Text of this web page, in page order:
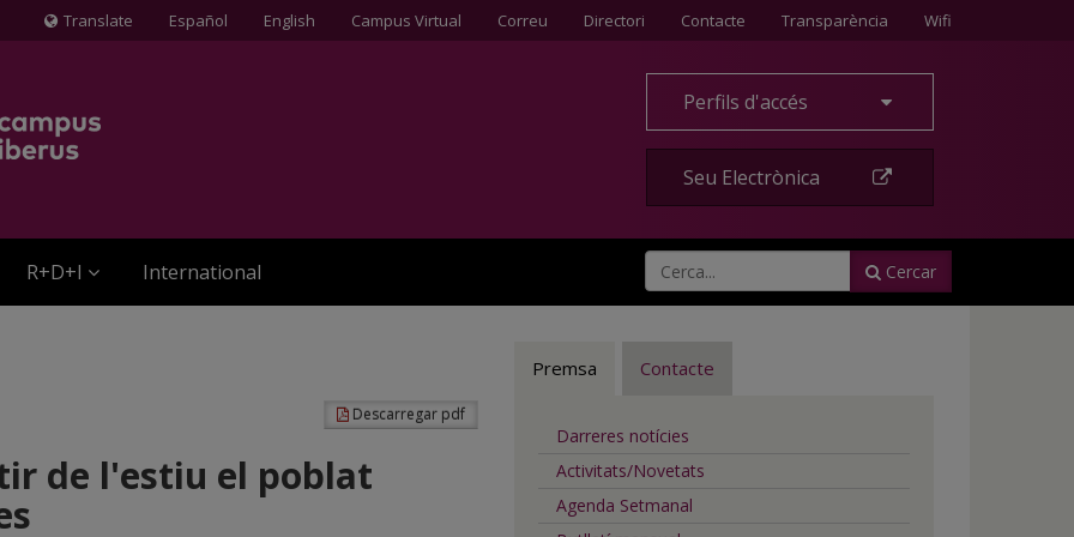
Icona
Translate Español English Campus Virtual Correu Directori Contacte
Contacte Transparència Wifi
Perfils d'accés
Seu Electrònica
R+D+I International Cercar
Descarregar pdf
de l'estiu el poblat
Premsa Contacte
Darreres notícies
Activitats/Novetats
Agenda Setmanal